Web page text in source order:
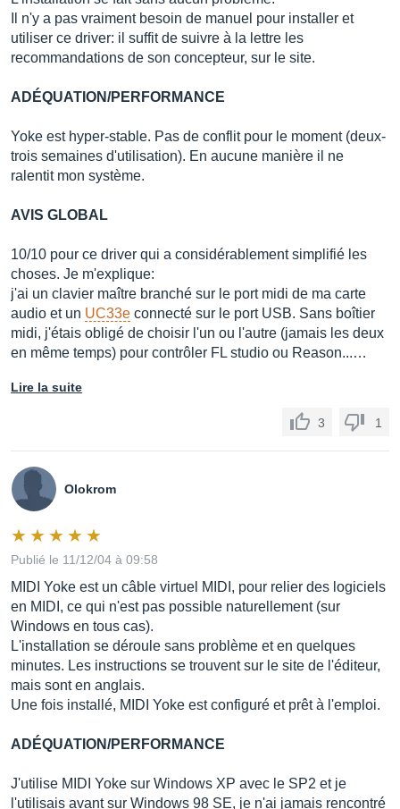
Il n'y a pas vraiment besoin de manuel pour installer et
utiliser ce driver: il suffit de suivre à la lettre les
recommandations de son concepteur, sur le site.
ADÉQUATION/PERFORMANCE
Yoke est hyper-stable. Pas de conflit pour le moment (deux-
trois semaines d'utilisation). En aucune manière il ne
ralentit mon système.
AVIS GLOBAL
10/10 pour ce driver qui a considérablement simplifié les
choses. Je m'explique:
j'ai un clavier maître branché sur le port midi de ma carte
audio et un UC33e connecté sur le port USB. Sans boîtier
midi, j'étais obligé de choisir l'un ou l'autre (jamais les deux
en même temps) pour contrôler FL studio ou Reason...…
Lire la suite
3 1
Olokrom
Publié le 11/12/04 à 09:58
MIDI Yoke est un câble virtuel MIDI, pour relier des logiciels
en MIDI, ce qui n'est pas possible naturellement (sur
Windows en tous cas).
L'installation se déroule sans problème et en quelques
minutes. Les instructions se trouvent sur le site de l'éditeur,
mais sont en anglais.
Une fois installé, MIDI Yoke est configuré et prêt à l'emploi.
ADÉQUATION/PERFORMANCE
J'utilise MIDI Yoke sur Windows XP avec le SP2 et je
l'utilisais avant sur Windows 98 SE, je n'ai jamais rencontré